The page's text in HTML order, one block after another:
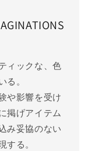
ィックな、色
る。
や影響を受け
掲げアイテム
み妥協のない
する。